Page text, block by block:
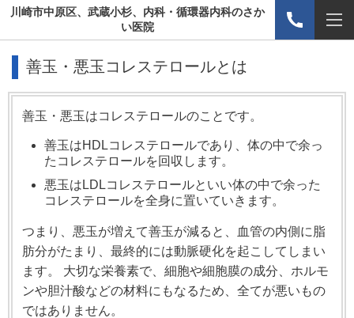
川崎市中原区、武蔵小杉、内科・循環器内科のさか
い医院
善玉・悪玉コレステロールとは
善玉・悪玉はコレステロールのことです。
善玉はHDLコレステロールであり、体の中で余っ
たコレステロールを回収します。
悪玉はLDLコレステロールといい体の中で余った
コレステロールを全身に置いていきます。
つまり、悪玉が増えて善玉が減ると、血管の内側に脂
肪分がたまり、最終的には動脈硬化を起こしてしまい
ます。 大切な栄養素で、細胞や細胞膜の成分、ホルモ
ンや胆汁酸などの材料にもなるため、全てが悪いもの
ではありません。